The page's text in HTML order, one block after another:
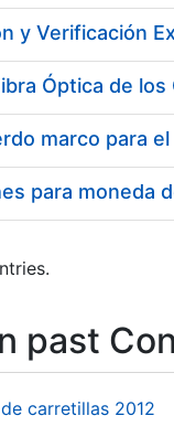
para moneda
past
carretillas 2012